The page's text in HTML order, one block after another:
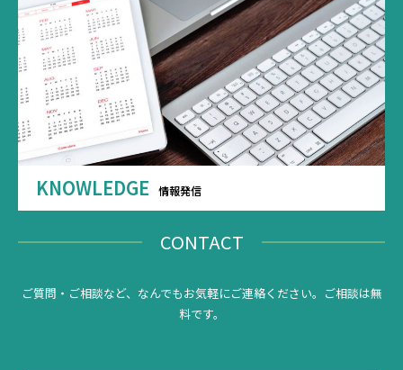
KNOWLEDGE 情報発信
CONTACT
ご質問・ご相談など、なんでもお気軽にご連絡ください。ご相談は無
料です。